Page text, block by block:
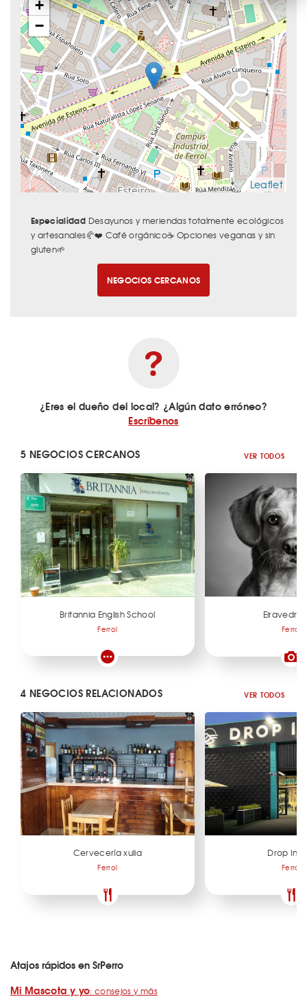
+
−
Leaflet
Especialidad Desayunos y meriendas totalmente ecológicos
y artesanales🥐❤️ Café orgánico☕️ Opciones veganas y sin
gluten🌱
NEGOCIOS CERCANOS
¿Eres el dueño del local? ¿Algún dato erróneo?
Escríbenos
5 NEGOCIOS CERCANOS VER TODOS
Britannia English School
Ferrol Ferrol
4 NEGOCIOS RELACIONADOS VER TODOS
Cervecería xulia
Ferrol
Drop In
Ferrol
Atajos rápidos en SrPerro
Mi Mascota y yo: consejos y más